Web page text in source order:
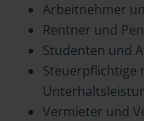
Arbeitnehmer
Rentner und
Studenten und
Steuerpflichtige
Vermieter und